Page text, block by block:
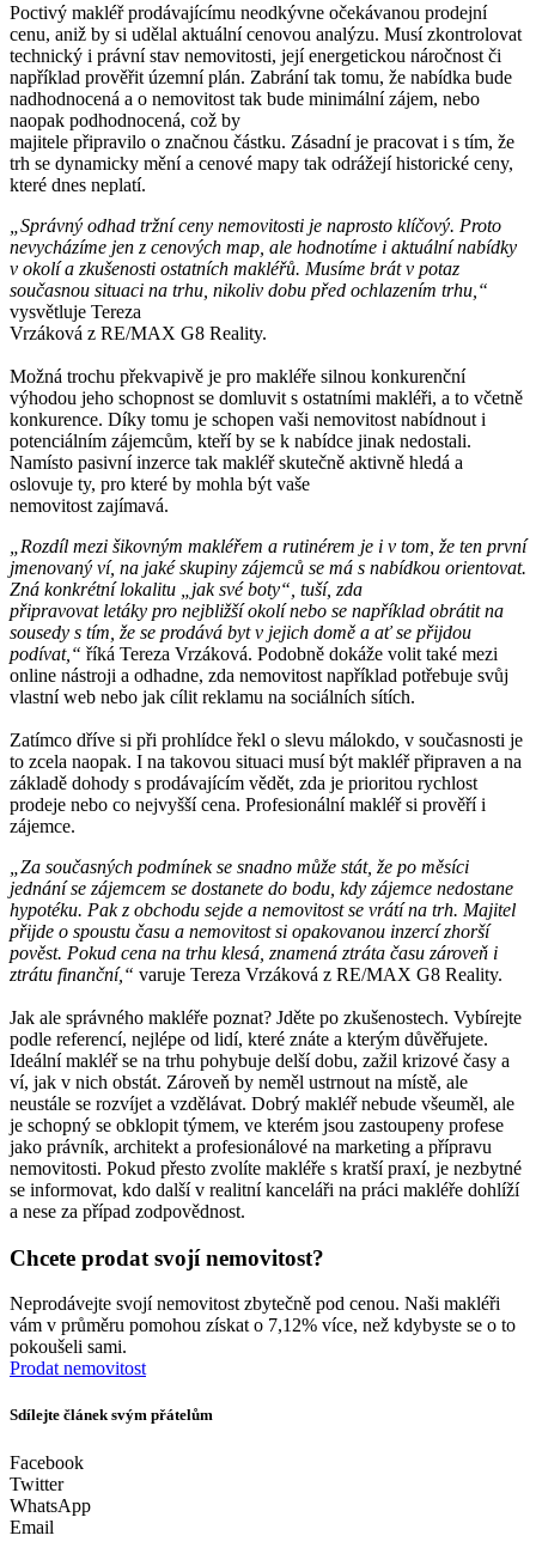
Poctivý makléř prodávajícímu neodkývne očekávanou prodejní
cenu, aniž by si udělal aktuální cenovou analýzu. Musí zkontrolovat
technický i právní stav nemovitosti, její energetickou náročnost či
například prověřit územní plán. Zabrání tak tomu, že nabídka bude
nadhodnocená a o nemovitost tak bude minimální zájem, nebo
naopak podhodnocená, což by
majitele připravilo o značnou částku. Zásadní je pracovat i s tím, že
trh se dynamicky mění a cenové mapy tak odrážejí historické ceny,
které dnes neplatí.
„Správný odhad tržní ceny nemovitosti je naprosto klíčový. Proto
nevycházíme jen z cenových map, ale hodnotíme i aktuální nabídky
v okolí a zkušenosti ostatních makléřů. Musíme brát v potaz
současnou situaci na trhu, nikoliv dobu před ochlazením trhu,“
vysvětluje Tereza
Vrzáková z RE/MAX G8 Reality.
Možná trochu překvapivě je pro makléře silnou konkurenční
výhodou jeho schopnost se domluvit s ostatními makléři, a to včetně
konkurence. Díky tomu je schopen vaši nemovitost nabídnout i
potenciálním zájemcům, kteří by se k nabídce jinak nedostali.
Namísto pasivní inzerce tak makléř skutečně aktivně hledá a
oslovuje ty, pro které by mohla být vaše
nemovitost zajímavá.
„Rozdíl mezi šikovným makléřem a rutinérem je i v tom, že ten první
jmenovaný ví, na jaké skupiny zájemců se má s nabídkou orientovat.
Zná konkrétní lokalitu „jak své boty“, tuší, zda
připravovat letáky pro nejbližší okolí nebo se například obrátit na
sousedy s tím, že se prodává byt v jejich domě a ať se přijdou
podívat,“ říká Tereza Vrzáková. Podobně dokáže volit také mezi
online nástroji a odhadne, zda nemovitost například potřebuje svůj
vlastní web nebo jak cílit reklamu na sociálních sítích.
Zatímco dříve si při prohlídce řekl o slevu málokdo, v současnosti je
to zcela naopak. I na takovou situaci musí být makléř připraven a na
základě dohody s prodávajícím vědět, zda je prioritou rychlost
prodeje nebo co nejvyšší cena. Profesionální makléř si prověří i
zájemce.
„Za současných podmínek se snadno může stát, že po měsíci
jednání se zájemcem se dostanete do bodu, kdy zájemce nedostane
hypotéku. Pak z obchodu sejde a nemovitost se vrátí na trh. Majitel
přijde o spoustu času a nemovitost si opakovanou inzercí zhorší
pověst. Pokud cena na trhu klesá, znamená ztráta času zároveň i
ztrátu finanční,“ varuje Tereza Vrzáková z RE/MAX G8 Reality.
Jak ale správného makléře poznat? Jděte po zkušenostech. Vybírejte
podle referencí, nejlépe od lidí, které znáte a kterým důvěřujete.
Ideální makléř se na trhu pohybuje delší dobu, zažil krizové časy a
ví, jak v nich obstát. Zároveň by neměl ustrnout na místě, ale
neustále se rozvíjet a vzdělávat. Dobrý makléř nebude všeuměl, ale
je schopný se obklopit týmem, ve kterém jsou zastoupeny profese
jako právník, architekt a profesionálové na marketing a přípravu
nemovitosti. Pokud přesto zvolíte makléře s kratší praxí, je nezbytné
se informovat, kdo další v realitní kanceláři na práci makléře dohlíží
a nese za případ zodpovědnost.
Chcete prodat svojí nemovitost?
Neprodávejte svojí nemovitost zbytečně pod cenou. Naši makléři
vám v průměru pomohou získat o 7,12% více, než kdybyste se o to
pokoušeli sami.
Prodat nemovitost
Sdílejte článek svým přátelům
Facebook
Twitter
WhatsApp
Email